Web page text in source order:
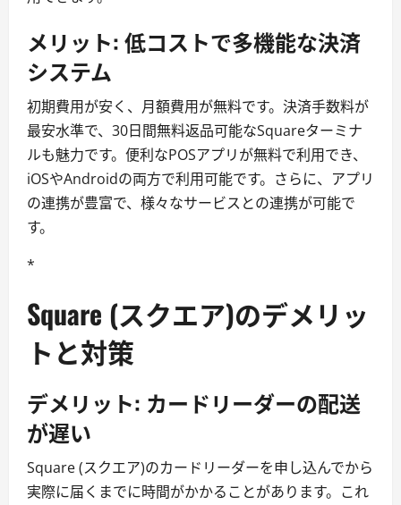
メリット: 低コストで多機能な決済
システム
初期費用が安く、月額費用が無料です。決済手数料が
最安水準で、30日間無料返品可能なSquareターミナ
ルも魅力です。便利なPOSアプリが無料で利用でき、
iOSやAndroidの両方で利用可能です。さらに、アプリ
の連携が豊富で、様々なサービスとの連携が可能で
す。
*
Square (スクエア)のデメリッ
トと対策
デメリット: カードリーダーの配送
が遅い
Square (スクエア)のカードリーダーを申し込んでから
実際に届くまでに時間がかかることがあります。これ